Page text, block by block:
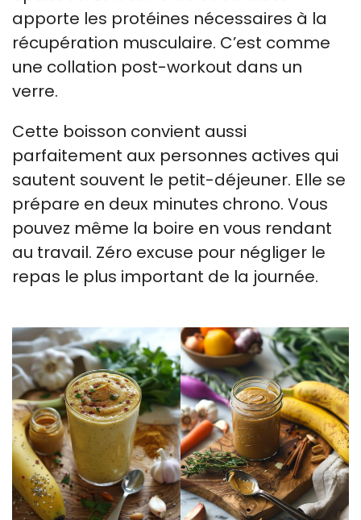
apporte les protéines nécessaires à la
récupération musculaire. C’est comme
une collation post-workout dans un
verre.
Cette boisson convient aussi
parfaitement aux personnes actives qui
sautent souvent le petit-déjeuner. Elle se
prépare en deux minutes chrono. Vous
pouvez même la boire en vous rendant
au travail. Zéro excuse pour négliger le
repas le plus important de la journée.